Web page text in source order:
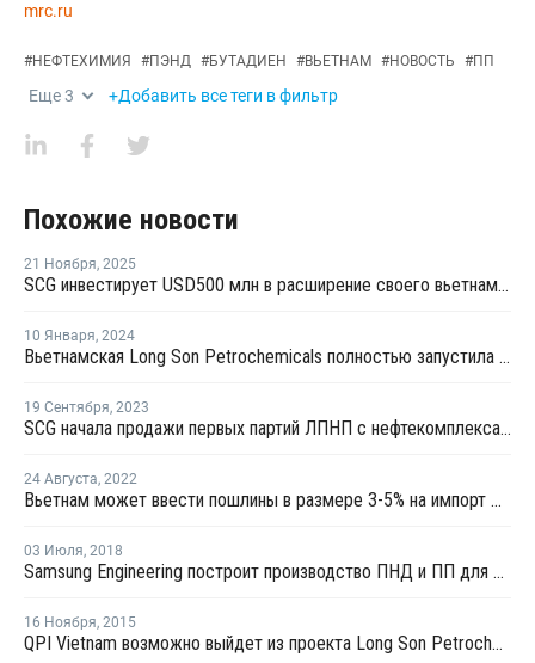
mrc.ru
#НЕФТЕХИМИЯ #ПЭНД #БУТАДИЕН #ВЬЕТНАМ #НОВОСТЬ #ПП
Еще3 +Добавить все теги в фильтр
Похожие новости
21 Ноября, 2025
SCG инвестирует USD500 млн в расширение своего вьетнамского НХК
10 Января, 2024
Вьетнамская Long Son Petrochemicals полностью запустила производственный комплекс
19 Сентября, 2023
SCG начала продажи первых партий ЛПНП с нефтекомплекса LSP
24 Августа, 2022
Вьетнам может ввести пошлины в размере 3-5% на импорт ПЭ
03 Июля, 2018
Samsung Engineering построит производство ПНД и ПП для вьетнамской Long Son Petchem
16 Ноября, 2015
QPI Vietnam возможно выйдет из проекта Long Son Petrochemical во Вьетнаме